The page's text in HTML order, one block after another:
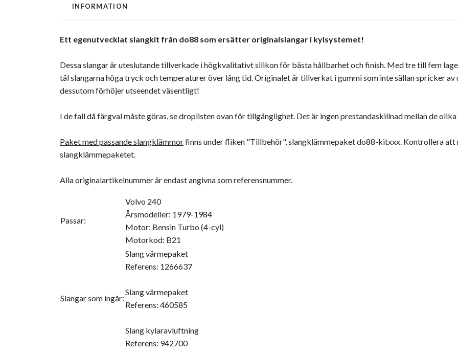
INFORMATION
Ett egenutvecklat slangkit från do88 som ersätter originalslangar i kylsystemet!
Dessa slangar är uteslutande tillverkade i högkvalitativt silikon för bästa hållbarhet och finish. Med tre till fem
tål slangarna höga tryck och temperaturer över lång tid. Originalet är tillverkat i gummi som inte sällan spricker
dessutom förhöjer utseendet väsentligt!
I de fall då färgval måste göras, se droplisten ovan för tillgänglighet. Det är ingen prestandaskillnad mellan de
Paket med passande slangklämmorfinns under fliken "Tillbehör", slangklämmepaket do88-kitxxx. Kontrollera att
slangklämmepaketet.
Alla originalartikelnummer är endast angivna som referensnummer.
Passar:
Volvo 240
Årsmodeller: 1979-1984
Motor: Bensin Turbo (4-cyl)
Motorkod: B21
Slangar som ingår:
Slang värmepaket
Referens: 1266637
Slang värmepaket
Referens: 460585
Slang kylaravluftning
Referens: 942700